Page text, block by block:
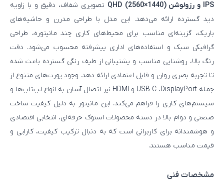
IPS و رزولوشن QHD
(2560×1440)
تصویری شفاف، دقیق و با زاویه
دید گسترده ارائه می‌دهد. این مدل با طراحی مدرن و حاشیه‌های
باریک، گزینه‌ای مناسب برای محیط‌های کاری چند مانیتوره، طراحی
گرافیکی سبک و استفاده‌های اداری پیشرفته محسوب می‌شود. دقت
رنگ بالا، روشنایی مناسب و پشتیبانی از طیف رنگی گسترده باعث شده
تا تجربه بصری روان و قابل اعتمادی ارائه دهد. وجود پورت‌های متنوع از
جمله USB-C ،DisplayPort و HDMI نیز اتصال آسان به انواع لپ‌تاپ‌ها و
سیستم‌های کاری را فراهم می‌کند. این مانیتور به دلیل کیفیت ساخت
صنعتی و دوام بالا در دسته محصولات استوک حرفه‌ای، انتخابی اقتصادی
و هوشمندانه برای کاربرانی است که به دنبال ترکیب کیفیت، کارایی و
قیمت مناسب هستند.
مشخصات فنی